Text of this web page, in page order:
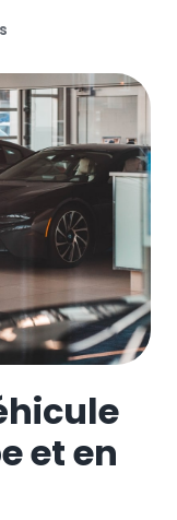
et en